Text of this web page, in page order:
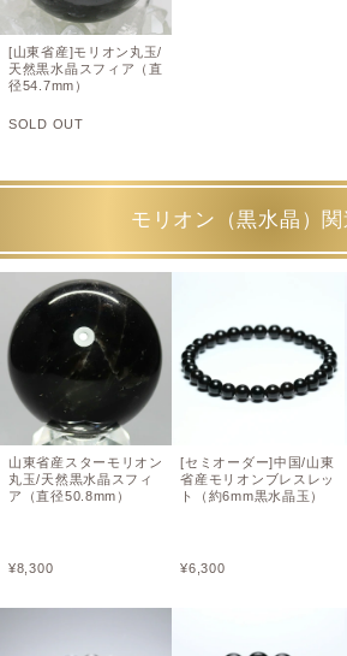
[山東省産]モリオン丸玉/
天然黒水晶スフィア（直
径54.7mm）
SOLD OUT
モリオン（黒水晶）関
山東省産スターモリオン
丸玉/天然黒水晶スフィ
ア（直径50.8mm）
¥8,300
[セミオーダー]中国/山東
省産モリオンブレスレッ
ト（約6mm黒水晶玉）
¥6,300